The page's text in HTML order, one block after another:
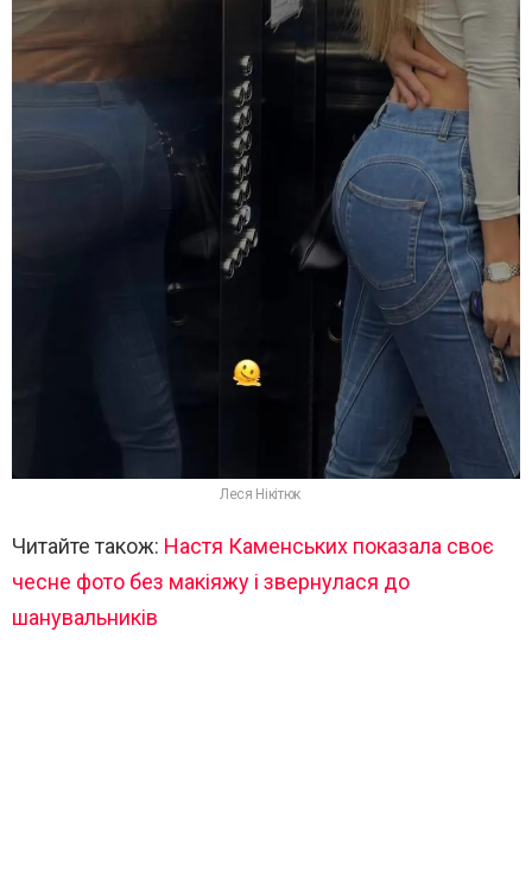
Леся Нікітюк
Читайте також: Настя Каменських показала своє
чесне фото без макіяжу і звернулася до
шанувальників